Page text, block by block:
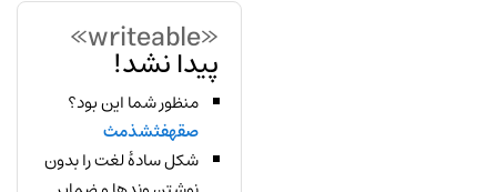
«writeable»
پیدا نشد!
منظور شما این بود؟
صقهفثشذمث
شکل سادهٔ لغت را بدون